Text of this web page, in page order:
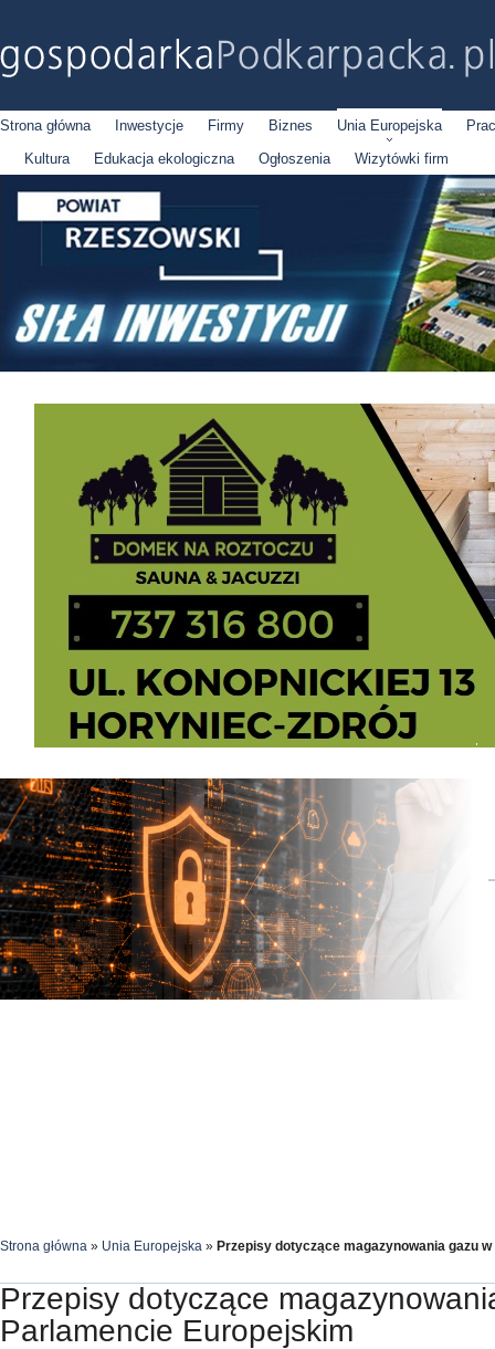
Strona główna Inwestycje Firmy Biznes Unia Europejska
Kultura
Edukacja ekologiczna Ogłoszenia Wizytówki firm
Strona główna » Unia Europejska » Przepisy dotyczące magazynowania gazu
Przepisy dotyczące
Parlamencie Europejskim